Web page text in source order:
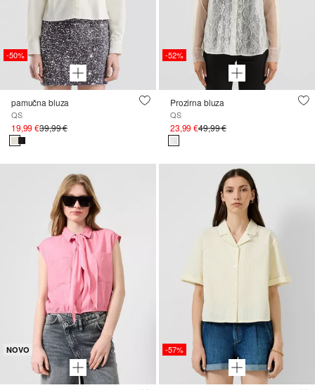
-50%
pamučna bluza
QS
19,99 €39,99 €
-52%
Prozirna bluza
QS
23,99 €49,99 €
NOVO -57%